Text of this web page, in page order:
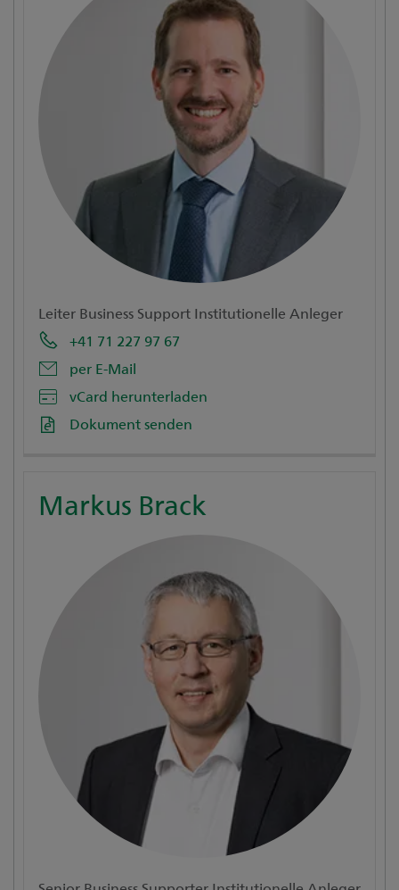
Leiter Business Support Institutionelle Anleger
+41 71 227 97 67
per E-Mail
vCard herunterladen
Dokument senden
Markus Brack